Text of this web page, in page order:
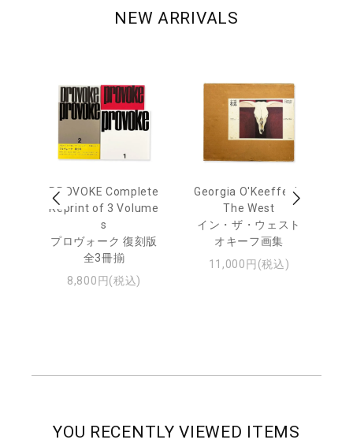
NEW ARRIVALS
PROVOKE Complete
Reprint of 3 Volume
s
プロヴォーク 復刻版
全3冊揃
8,800円(税込)
Georgia O'Keeffe: In
The West
イン・ザ・ウェスト
オキーフ画集
11,000円(税込)
YOU RECENTLY VIEWED ITEMS